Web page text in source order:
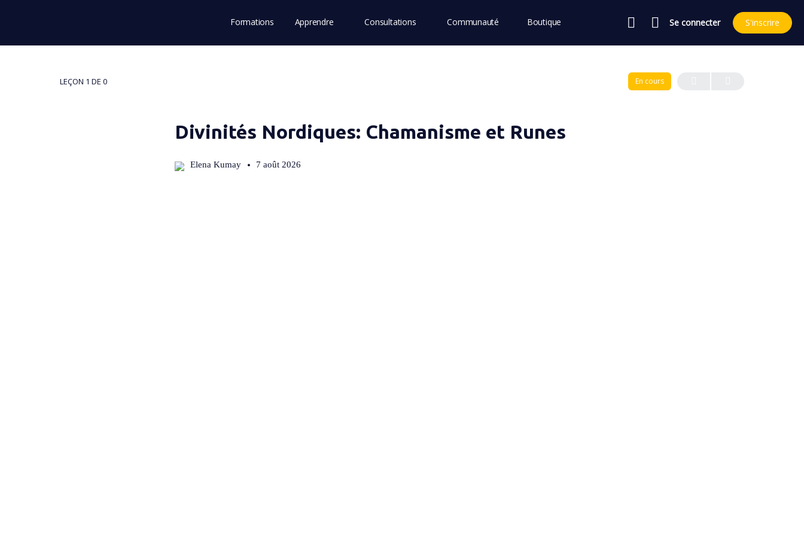
Formations Apprendre Consultations Communauté Boutique Se connecter S'inscrire
LEÇON 1 DE 0 En cours
Divinités Nordiques: Chamanisme et Runes
Elena Kumay 7 août 2026